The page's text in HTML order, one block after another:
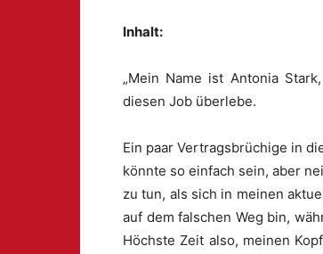
Inhalt:
„Mein Name ist Antonia
diesen Job überlebe.
Ein paar Vertragsbrüchige in
könnte so einfach sein, aber
zu tun, als sich in meinen
auf dem falschen Weg bin,
Höchste Zeit also, meinen